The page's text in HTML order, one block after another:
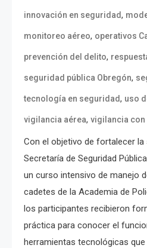
innovación en seguridad,
monitoreo aéreo, operativos
prevención del delito,
seguridad pública Obregón,
tecnología en seguridad, uso
vigilancia aérea, vigilancia con
Con el objetivo de fortalecer la
Secretaría de Seguridad
un curso intensivo de manejo
cadetes de la Academia de
los participantes recibieron
práctica para conocer el
herramientas tecnológicas